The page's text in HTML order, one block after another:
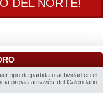
DEL NORTE!
tipo de partida o actividad en el
previa a través del Calendario